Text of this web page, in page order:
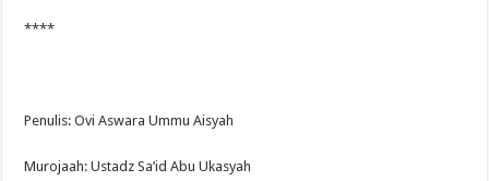
****
Penulis: Ovi Aswara Ummu Aisyah
Murojaah: Ustadz Sa’id Abu Ukasyah